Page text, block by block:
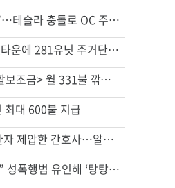
“전쟁터 같았다”…테슬라 충돌로 OC 주택 4채 파손
부에나파크 한인타운에 281유닛 주거단지 들어선다
40만명 SSI<생활보조금> 월 331불 깎이나
최대 600불 지급
응급실서 폭력 환자 제압한 간호사…알고 보니
“내 딸 건드렸지” 성폭행범 유인해 ‘탕탕’…아빠의 복수 결말